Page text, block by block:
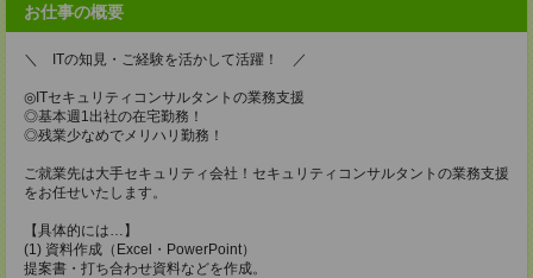
お仕事の概要
＼ ITの知見・ご経験を活かして活躍！ ／
◎ITセキュリティコンサルタントの業務支援
◎基本週1出社の在宅勤務！
◎残業少なめでメリハリ勤務！
ご就業先は大手セキュリティ会社！セキュリティコンサルタントの業務支援
をお任せいたします。
【具体的には…】
(1) 資料作成（Excel・PowerPoint）
提案書・打ち合わせ資料などを作成。